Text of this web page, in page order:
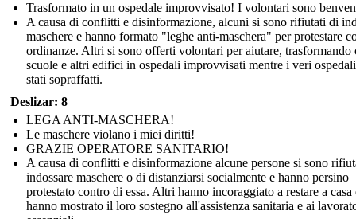
Trasformato in un ospedale improvvisato! I volontari sono
A causa di conflitti e disinformazione, alcuni si sono rifiutati di
maschere e hanno formato "leghe anti-maschera" per protestare
ordinanze. Altri si sono offerti volontari per aiutare, trasformando
scuole e altri edifici in ospedali improvvisati mentre i veri
stati sopraffatti.
Deslizar: 8
LEGA ANTI-MASCHERA!
Le maschere violano i miei diritti!
GRAZIE OPERATORE SANITARIO!
A causa di conflitti e disinformazione alcune persone si sono
indossare maschere o di distanziarsi socialmente e hanno persino
protestato contro di essa. Altri hanno incoraggiato a restare a casa
hanno mostrato il loro sostegno all'assistenza sanitaria e ai